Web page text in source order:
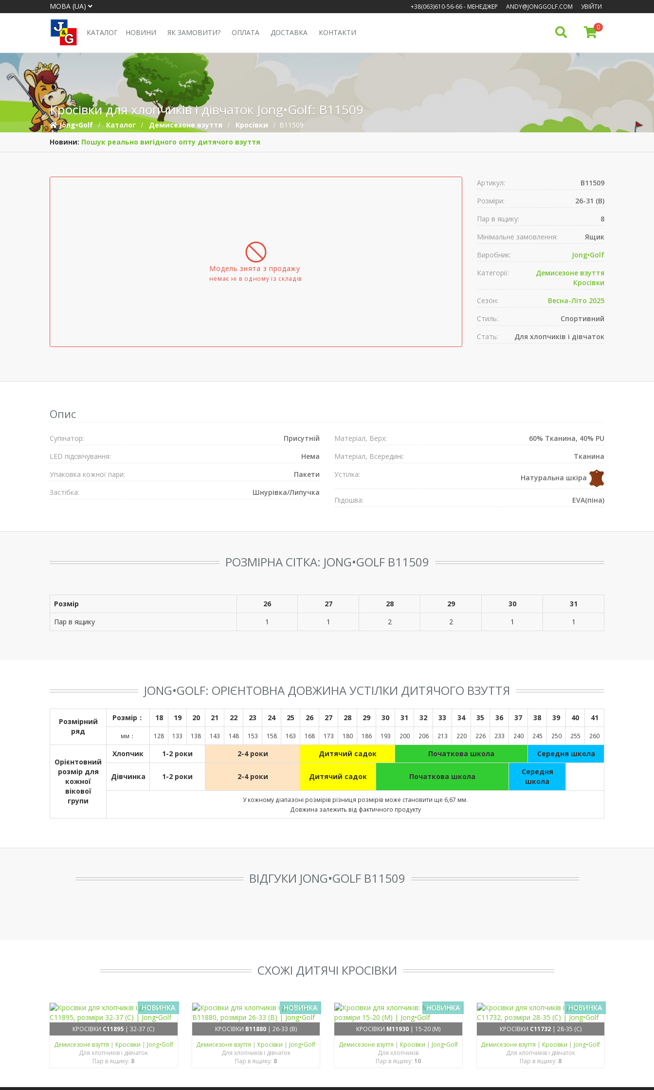
МОВА (UA) +38(063)610-56-66- МЕНЕДЖЕР ANDY@JONGGOLF.COM УВІЙТИ
0
КАТАЛОГ НОВИНИ ЯК ЗАМОВИТИ? ОПЛАТА ДОСТАВКА КОНТАКТИ
Кросівки для хлопчиків і дівчаток Jong•Golf: B11509
Jong•Golf Каталог Демисезонe взуття Кросівки
B11509
Новини: Пошук реально вигідного опту дитячого взуття
Модель знята з продажу
немає ні в одному iз складів
Артикул:
B11509
Розміри:
26-31 (B)
Пар в ящику:
8
Мінімальне замовлення:
Ящик
Виробник:
Jong•Golf
Категорії:
Демисезонe взуття
Кросівки
Сезон:
Весна-Літо 2025
Стиль:
Спортивний
Стать:
Для хлопчиків і дівчаток
Опис
Супiнатор:
Присутнiй
LED підсвічування:
Нема
Упаковка кожної пари:
Пакети
Застібка:
Шнурівка/Липучка
Матеріал, Верх:
60% Тканина, 40% PU
Матеріал, Всередині:
Тканина
Устілка:
Натуральна шкіра
Підошва: EVA(піна)
РОЗМІРНА СІТКА: JONG•GOLF B11509
Розмір 26 27 28 29 30
31
Пар в ящику
1 1 2 2 1 1
JONG•GOLF: ОРІЄНТОВНА ДОВЖИНА УСТІЛКИ ДИТЯЧОГО ВЗУТТЯ
Розмірний
ряд
Розмір： 18 19 20 21 22 23 24 25 26 27 28 29 30 31 32 33 34 35 36 37 38 39 40 41
мм： 128 133 138 143 148 153 158 163 168 173 180 186 193 200 206 213 220 226 233 240 245 250 255 260
Орієнтовний
розмір для
кожної
вікової
групи
Хлопчик 1-2 роки 2-4 роки Дитячий садок Початкова школа Cередня школа
Дівчинка 1-2 роки 2-4 роки Дитячий садок Початкова школа
Cередня
школа
У кожному діапазоні розмірів різниця розмірів може становити ще 6,67 мм.
Довжина залежить від фактичного продукту
ВІДГУКИ JONG•GOLF B11509
СХОЖІ ДИТЯЧІ КРОСІВКИ
НОВИНКА
КРОСІВКИ C11895 | 32-37 (C)
Демисезонe взуття | Кросівки | Jong•Golf
Для хлопчиків і дівчаток
Пар в ящику: 8
НОВИНКА
КРОСІВКИ B11880| 26-33 (B)
Демисезонe взуття | Кросівки | Jong•Golf
Для хлопчиків і дівчаток
Пар в ящику: 8
НОВИНКА
КРОСІВКИ M11930| 15-20 (M)
Демисезонe взуття | Кросівки | Jong•Golf
Для хлопчиків
Пар в ящику: 10
НОВИНКА
КРОСІВКИ C11732| 28-35 (C)
Демисезонe взуття | Кросівки | Jong•Golf
Для хлопчиків і дівчаток
Пар в ящику: 8